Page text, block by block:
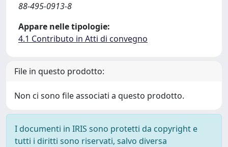
88-495-0913-8
Appare nelle tipologie:
4.1 Contributo in Atti di convegno
File in questo prodotto:
Non ci sono file associati a questo prodotto.
I documenti in IRIS sono protetti da copyright e
tutti i diritti sono riservati, salvo diversa